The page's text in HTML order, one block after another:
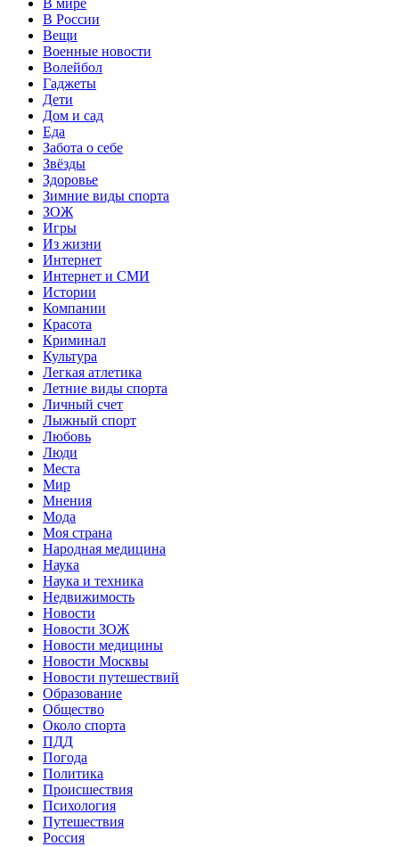
В мире
В России
Вещи
Военные новости
Волейбол
Гаджеты
Дети
Дом и сад
Еда
Забота о себе
Звёзды
Здоровье
Зимние виды спорта
ЗОЖ
Игры
Из жизни
Интернет
Интернет и СМИ
Истории
Компании
Красота
Криминал
Культура
Легкая атлетика
Летние виды спорта
Личный счет
Лыжный спорт
Любовь
Люди
Места
Мир
Мнения
Мода
Моя страна
Народная медицина
Наука
Наука и техника
Недвижимость
Новости
Новости ЗОЖ
Новости медицины
Новости Москвы
Новости путешествий
Образование
Общество
Около спорта
ПДД
Погода
Политика
Происшествия
Психология
Путешествия
Россия